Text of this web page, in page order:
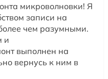
микроволновки! Я
записи на
чем разумными.
и
выполнен на
вернусь к ним в